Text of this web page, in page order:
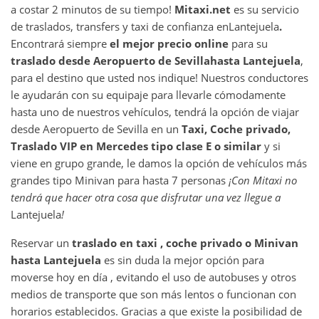
a costar 2 minutos de su tiempo! Mitaxi.net es su servicio
de traslados, transfers y taxi de confianza enLantejuela.
Encontrará siempre el mejor precio online para su
traslado desde Aeropuerto de Sevillahasta Lantejuela,
para el destino que usted nos indique! Nuestros conductores
le ayudarán con su equipaje para llevarle cómodamente
hasta uno de nuestros vehículos, tendrá la opción de viajar
desde Aeropuerto de Sevilla en un Taxi, Coche privado,
Traslado VIP en Mercedes tipo clase E o similar y si
viene en grupo grande, le damos la opción de vehículos más
grandes tipo Minivan para hasta 7 personas ¡Con Mitaxi no
tendrá que hacer otra cosa que disfrutar una vez llegue a
Lantejuela!
Reservar un traslado en taxi , coche privado o Minivan
hasta Lantejuela es sin duda la mejor opción para
moverse hoy en día , evitando el uso de autobuses y otros
medios de transporte que son más lentos o funcionan con
horarios establecidos. Gracias a que existe la posibilidad de